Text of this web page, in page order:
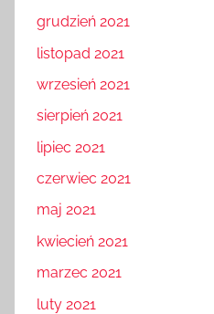
grudzień 2021
listopad 2021
wrzesień 2021
sierpień 2021
lipiec 2021
czerwiec 2021
maj 2021
kwiecień 2021
marzec 2021
luty 2021